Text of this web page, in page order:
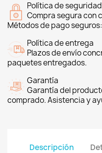
Política de seguridad
Compra segura con
Métodos de pago
Política de entrega
Plazos de envío
paquetes entregados.
Garantía
Garantía del
comprado. Asistencia y
Descripción